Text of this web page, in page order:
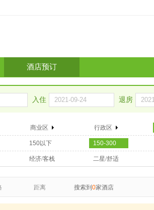
酒店预订
入住 退房
商业区 行政区
150以下 150-300
经济/客栈 二星/舒适
距离 搜索到 0家酒店